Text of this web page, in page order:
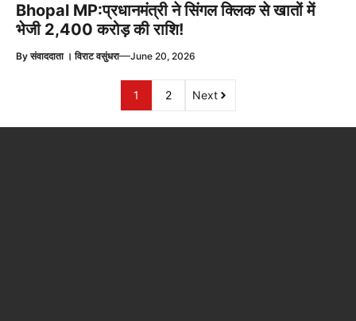
Bhopal MP:प्रधानमंत्री ने सिंगल क्लिक से खातों में
भेजी 2,400 करोड़ की राशि!
Byसंवाददाता । विराट वसुंधरा—June 20, 2026
1 2 Next